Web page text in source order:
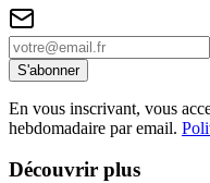
S'abonner
En vous inscrivant, vous
hebdomadaire par email.
Découvrir plus